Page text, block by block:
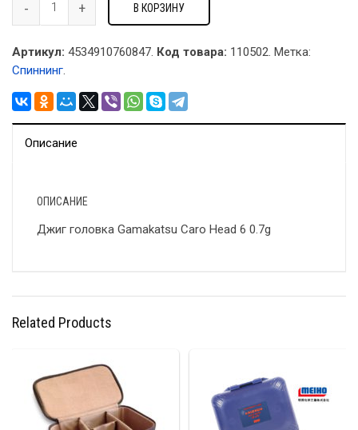
В КОРЗИНУ
Артикул: 4534910760847. Код товара: 110502. Метка:
Спиннинг.
Описание
ОПИСАНИЕ
Джиг головка Gamakatsu Caro Head 6 0.7g
Related Products